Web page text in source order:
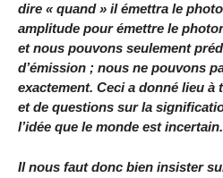
dire « quand » il émettra le
amplitude pour émettre le
et nous pouvons seulement
d’émission ; nous ne pouvons
exactement. Ceci a donné lieu
et de questions sur la
l’idée que le monde est incertain.
Il nous faut donc bien insister